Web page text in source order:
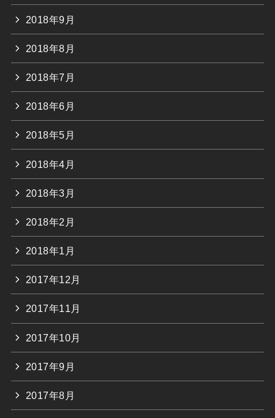
2018年9月
2018年8月
2018年7月
2018年6月
2018年5月
2018年4月
2018年3月
2018年2月
2018年1月
2017年12月
2017年11月
2017年10月
2017年9月
2017年8月